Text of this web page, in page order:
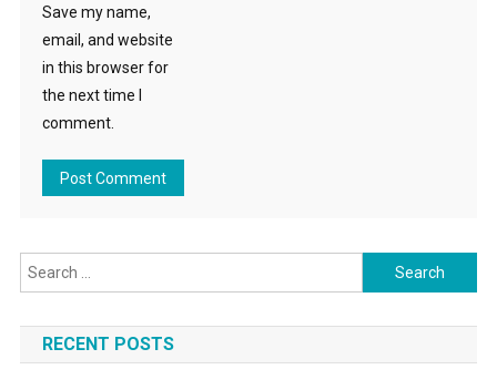
Save my name,
email, and website
in this browser for
the next time I
comment.
Search for:
RECENT POSTS